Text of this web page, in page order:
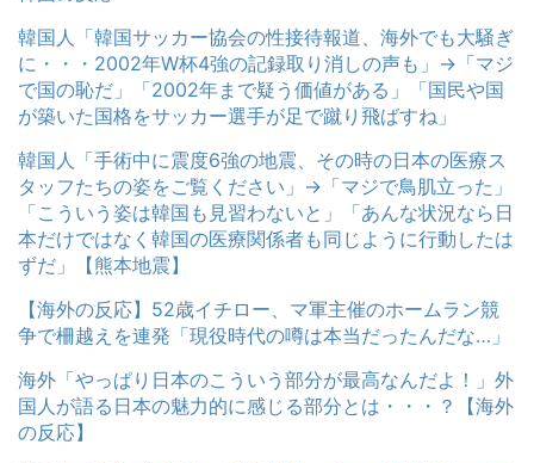
韓国人「韓国サッカー協会の性接待報道、海外でも大騒ぎ
に・・・2002年W杯4強の記録取り消しの声も」→「マジ
で国の恥だ」「2002年まで疑う価値がある」「国民や国
が築いた国格をサッカー選手が足で蹴り飛ばすね」
韓国人「手術中に震度6強の地震、その時の日本の医療ス
タッフたちの姿をご覧ください」→「マジで鳥肌立った」
「こういう姿は韓国も見習わないと」「あんな状況なら日
本だけではなく韓国の医療関係者も同じように行動したは
ずだ」【熊本地震】
【海外の反応】52歳イチロー、マ軍主催のホームラン競
争で柵越えを連発「現役時代の噂は本当だったんだな…」
海外「やっぱり日本のこういう部分が最高なんだよ！」外
国人が語る日本の魅力的に感じる部分とは・・・？【海外
の反応】